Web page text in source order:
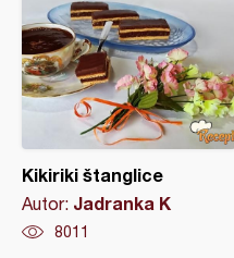
Kikiriki štanglice
Autor: Jadranka K
8011